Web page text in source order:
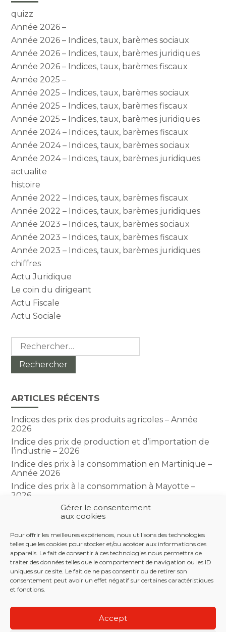
Gérer le consentement
aux cookies
Pour offrir les meilleures expériences, nous utilisons des technologies
telles que les cookies pour stocker et/ou accéder aux informations des
appareils. Le fait de consentir à ces technologies nous permettra de
traiter des données telles que le comportement de navigation ou les ID
uniques sur ce site. Le fait de ne pas consentir ou de retirer son
consentement peut avoir un effet négatif sur certaines caractéristiques
et fonctions.
Accept
quizz
Année 2026 –
Année 2026 – Indices, taux, barèmes sociaux
Année 2026 – Indices, taux, barèmes juridiques
Année 2026 – Indices, taux, barèmes fiscaux
Année 2025 –
Année 2025 – Indices, taux, barèmes sociaux
Année 2025 – Indices, taux, barèmes fiscaux
Année 2025 – Indices, taux, barèmes juridiques
Année 2024 – Indices, taux, barèmes fiscaux
Année 2024 – Indices, taux, barèmes sociaux
Année 2024 – Indices, taux, barèmes juridiques
actualite
histoire
Année 2022 – Indices, taux, barèmes fiscaux
Année 2022 – Indices, taux, barèmes juridiques
Année 2023 – Indices, taux, barèmes sociaux
Année 2023 – Indices, taux, barèmes fiscaux
Année 2023 – Indices, taux, barèmes juridiques
chiffres
Actu Juridique
Le coin du dirigeant
Actu Fiscale
Actu Sociale
Rechercher :
ARTICLES RÉCENTS
Indices des prix des produits agricoles – Année
2026
Indice des prix de production et d’importation de
l’industrie – 2026
Indice des prix à la consommation en Martinique –
Année 2026
Indice des prix à la consommation à Mayotte –
2026
Indice du climat des affaires dans le BTP – Année
COMMENTAIRES RÉCENTS
Footer
LE CABINET NOS SERVICES
NOS OUTILS
RECRUTEMENT